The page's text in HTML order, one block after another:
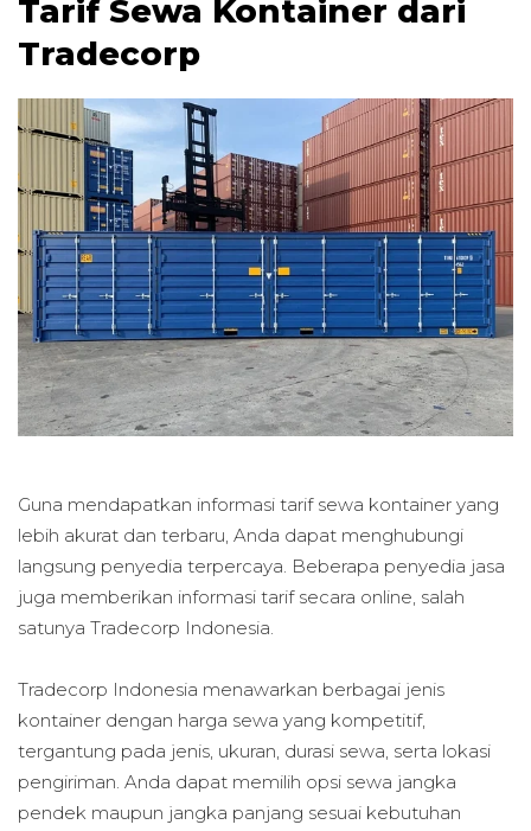
Tarif Sewa Kontainer dari
Tradecorp
Guna mendapatkan informasi tarif sewa kontainer yang
lebih akurat dan terbaru, Anda dapat menghubungi
langsung penyedia terpercaya. Beberapa penyedia jasa
juga memberikan informasi tarif secara online, salah
satunya Tradecorp Indonesia.
Tradecorp Indonesia menawarkan berbagai jenis
kontainer dengan harga sewa yang kompetitif,
tergantung pada jenis, ukuran, durasi sewa, serta lokasi
pengiriman. Anda dapat memilih opsi sewa jangka
pendek maupun jangka panjang sesuai kebutuhan